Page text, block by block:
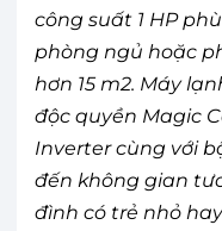
công suất 1 HP
phòng ngủ hoặc
hơn 15 m2. Máy
độc quyền Magic
Inverter cùng với
đến không gian
đình có trẻ nhỏ